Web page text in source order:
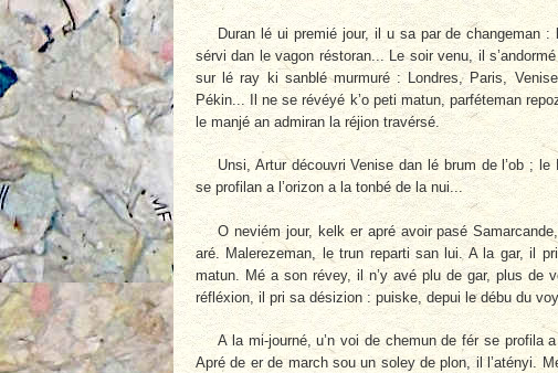
Duran lé ui premié jour, il u sa par de changeman
sérvi dan le vagon réstoran... Le soir venu, il
sur lé ray ki sanblé murmuré : Londres, Paris,
Pékin... Il ne se révéyé k’o peti matun, parféteman
le manjé an admiran la réjion travérsé.
Unsi, Artur découvri Venise dan lé brum de l’ob ;
se profilan a l’orizon a la tonbé de la nui...
O neviém jour, kelk er apré avoir pasé
aré. Malerezeman, le trun reparti san lui. A la gar, il
matun. Mé a son révey, il n’y avé plu de gar, plus de
réfléxion, il pri sa désizion : puiske, depui le débu du
A la mi-journé, u’n voi de chemun de fér se profila
Apré de er de march sou un soley de plon, il l’atényi.